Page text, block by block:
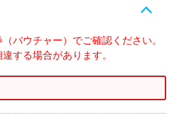
バウチャー）でご確認ください。
する場合があります。